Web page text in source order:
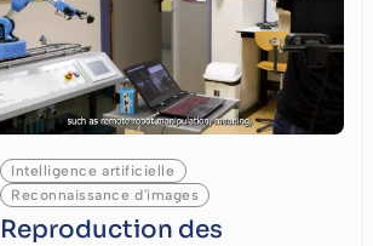
Intelligence artificielle
Reconnaissance d'images
Reproduction des